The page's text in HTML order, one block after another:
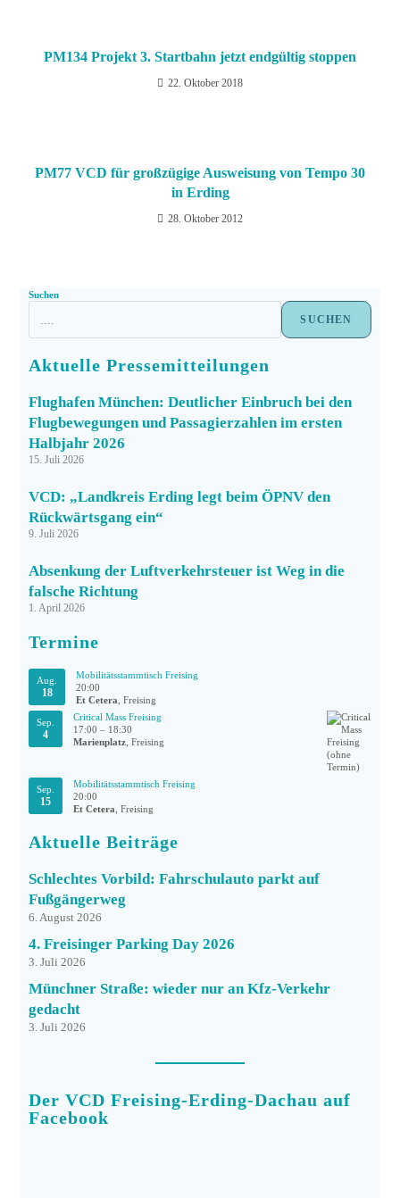
PM134 Projekt 3. Startbahn jetzt endgültig stoppen
22. Oktober 2018
PM77 VCD für großzügige Ausweisung von Tempo 30
in Erding
28. Oktober 2012
Suchen
SUCHEN
Aktuelle Pressemitteilungen
Flughafen München: Deutlicher Einbruch bei den
Flugbewegungen und Passagierzahlen im ersten
Halbjahr 2026
15. Juli 2026
VCD: „Landkreis Erding legt beim ÖPNV den
Rückwärtsgang ein“
9. Juli 2026
Absenkung der Luftverkehrsteuer ist Weg in die
falsche Richtung
1. April 2026
Termine
Aug.
18
Mobilitätsstammtisch Freising
20:00
Et Cetera , Freising
Sep.
4
Critical Mass Freising
17:00 – 18:30
Marienplatz , Freising
Sep.
15
Mobilitätsstammtisch Freising
20:00
Et Cetera , Freising
Aktuelle Beiträge
Schlechtes Vorbild: Fahrschulauto parkt auf
Fußgängerweg
6. August 2026
4. Freisinger Parking Day 2026
3. Juli 2026
Münchner Straße: wieder nur an Kfz-Verkehr
gedacht
3. Juli 2026
Der VCD Freising-Erding-Dachau auf
Facebook